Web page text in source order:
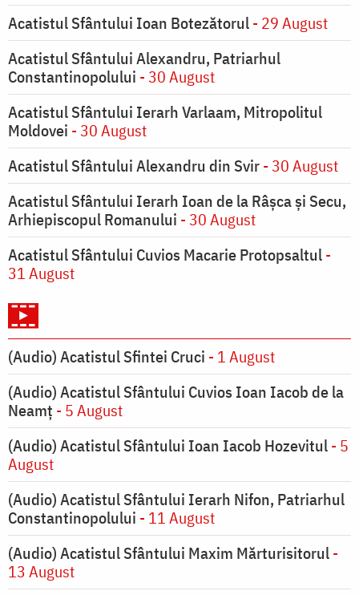
Acatistul Sfântului Ioan Botezătorul- 29 August
Acatistul Sfântului Alexandru, Patriarhul
Constantinopolului - 30 August
Acatistul Sfântului Ierarh Varlaam, Mitropolitul
Moldovei - 30 August
Acatistul Sfântului Alexandru din Svir- 30 August
Acatistul Sfântului Ierarh Ioan de la Râşca şi Secu,
Arhiepiscopul Romanului - 30 August
Acatistul Sfântului Cuvios Macarie Protopsaltul-
31 August
(Audio) Acatistul Sfintei Cruci - 1 August
(Audio) Acatistul Sfântului Cuvios Ioan Iacob de la
Neamț - 5 August
(Audio) Acatistul Sfântului Ioan Iacob Hozevitul- 5
August
(Audio) Acatistul Sfântului Ierarh Nifon, Patriarhul
Constantinopolului - 11 August
(Audio) Acatistul Sfântului Maxim Mărturisitorul-
13 August